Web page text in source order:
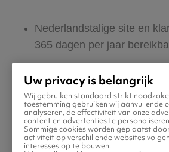
Nederlandstalige site en
365 dagen per jaar
Zeker van veilig boeken en
Boek ook direct een hotel
in Brussel
Uw privacy is belangrijk
Wij gebruiken standaard strikt
toestemming gebruiken wij aanvullende
analyseren, de effectiviteit van onze
content en advertenties te
Sommige cookies worden geplaatst
activiteit op verschillende websites
interesses op te bouwen.